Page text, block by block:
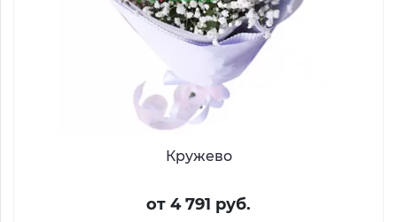
Кружево
от 4 791 руб.